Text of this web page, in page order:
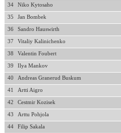
34 Niko Kytosaho
35 Jan Bombek
36 Sandro Hauswirth
37 Vitaliy Kalinichenko
38 Valentin Foubert
39 Ilya Mankov
40 Andreas Granerud Buskum
41 Artti Aigro
42 Cestmir Kozisek
43 Arttu Pohjola
44 Filip Sakala